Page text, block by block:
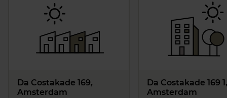
Da Costakade 169,
Amsterdam
Da Costakade 169 1,
Amsterdam